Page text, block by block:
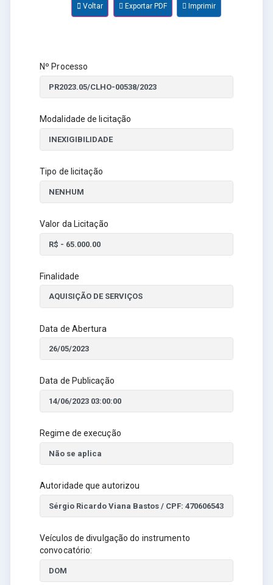
Voltar Exportar PDF Imprimir
Nº Processo
Modalidade de licitação
Tipo de licitação
Valor da Licitação
Finalidade
Data de Abertura
Data de Publicação
Regime de execução
Autoridade que autorizou
Veículos de divulgação do instrumento
convocatório: